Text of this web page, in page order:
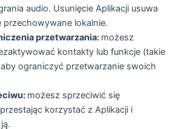
audio. Usunięcie Aplikacji usuwa
lokalnie.
przetwarzania: możesz
kontakty lub funkcje (takie
ograniczyć przetwarzanie swoich
możesz sprzeciwić się
korzystać z Aplikacji i